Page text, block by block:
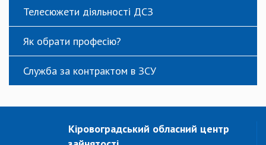
Телесюжети діяльності ДСЗ
Як обрати професію?
Служба за контрактом в ЗСУ
Кіровоградський обласний центр